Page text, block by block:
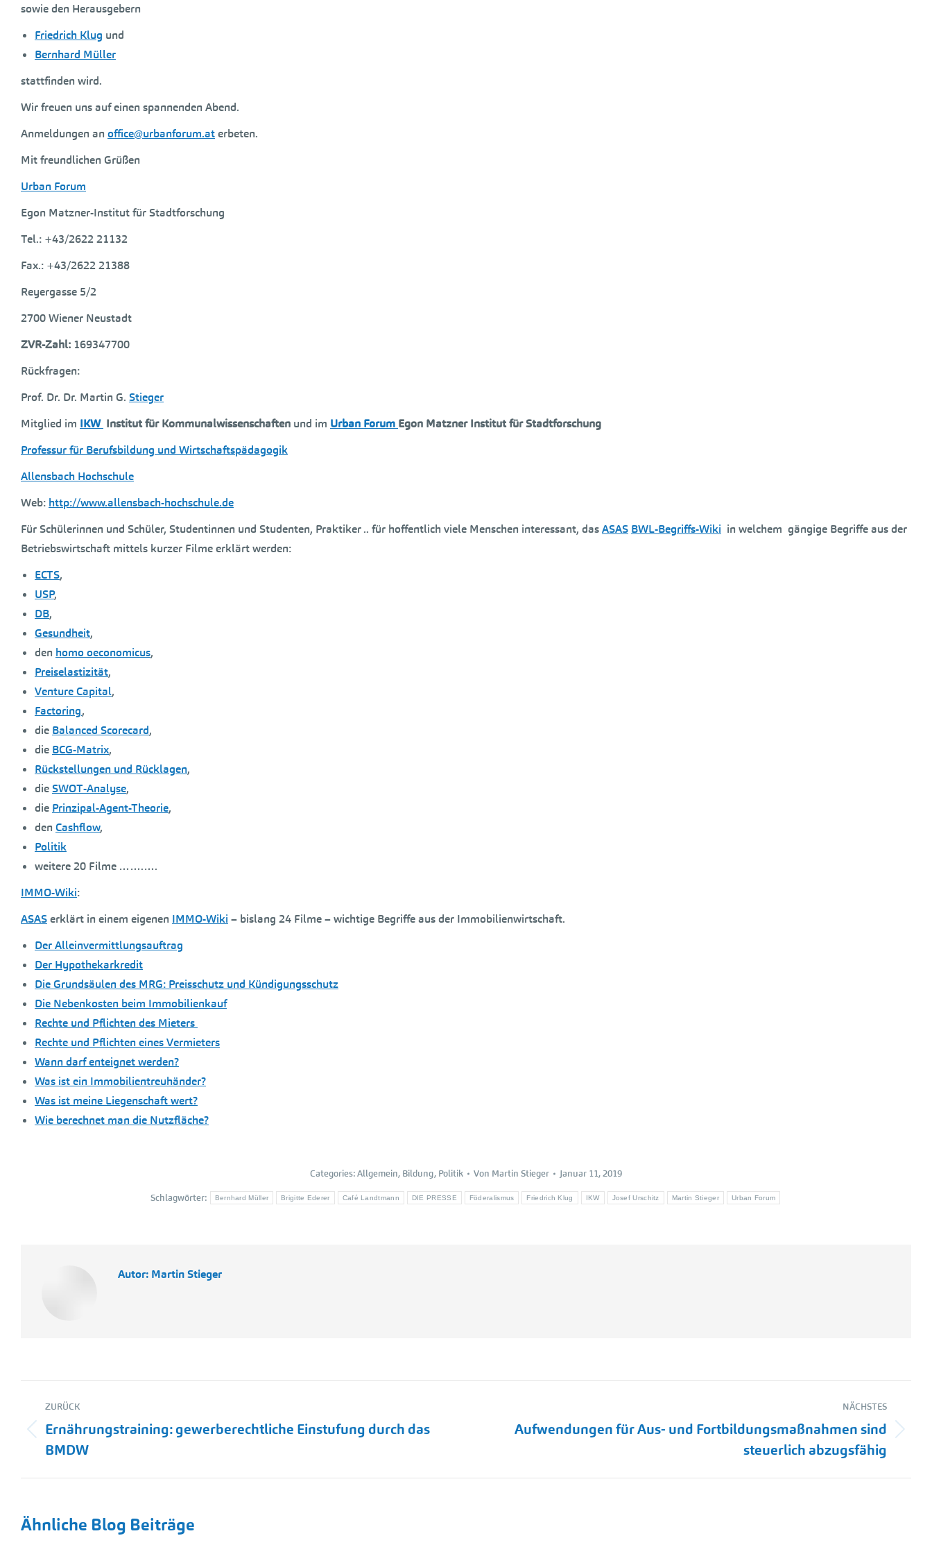
sowie den Herausgebern
Friedrich Klug und
Bernhard Müller
stattfinden wird.
Wir freuen uns auf einen spannenden Abend.
Anmeldungen an office@urbanforum.aterbeten.
Mit freundlichen Grüßen
Urban Forum
Egon Matzner-Institut für Stadtforschung
Tel.: +43/2622 21132
Fax.: +43/2622 21388
Reyergasse 5/2
2700 Wiener Neustadt
ZVR-Zahl: 169347700
Rückfragen:
Prof. Dr. Dr. Martin G. Stieger
Mitglied im IKW Institut für Kommunalwissenschaften und im Urban Forum Egon Matzner Institut für Stadtforschung
Professur für Berufsbildung und Wirtschaftspädagogik
Allensbach Hochschule
Web: http://www.allensbach-hochschule.de
Für Schülerinnen und Schüler, Studentinnen und Studenten, Praktiker .. für hoffentlich viele Menschen interessant, dasASAS BWL-Begriffs-Wiki in welchem gängige Begriffe aus der
Betriebswirtschaft mittels kurzer Filme erklärt werden:
ECTS,
USP,
DB,
Gesundheit,
den homo oeconomicus,
Preiselastizität,
Venture Capital,
Factoring,
die Balanced Scorecard,
die BCG-Matrix,
Rückstellungen und Rücklagen,
dieSWOT-Analyse,
die Prinzipal-Agent-Theorie,
den Cashflow,
Politik
weitere 20 Filme …….….
IMMO-Wiki:
ASASerklärt in einem eigenen IMMO-Wiki – bislang 24 Filme – wichtige Begriffe aus der Immobilienwirtschaft.
Der Alleinvermittlungsauftrag
Der Hypothekarkredit
Die Grundsäulen des MRG: Preisschutz und Kündigungsschutz
Die Nebenkosten beim Immobilienkauf
Rechte und Pflichten des Mieters
Rechte und Pflichten eines Vermieters
Wann darf enteignet werden?
Was ist ein Immobilientreuhänder?
Was ist meine Liegenschaft wert?
Wie berechnet man die Nutzfläche?
Categories:Allgemein, Bildung, Politik Von Martin Stieger Januar 11, 2019
Schlagwörter: Bernhard Müller Brigitte Ederer Café Landtmann DIE PRESSE Föderalismus Friedrich Klug IKW Josef Urschitz Martin Stieger Urban Forum
Autor: Martin Stieger
Kommentarnavigation
ZURÜCK
Vorheriger
Beitrag:
Ernährungstraining: gewerberechtliche Einstufung durch das
BMDW
NÄCHSTES
NächsterAufwendungen für Aus- und Fortbildungsmaßnahmen sind
steuerlich abzugsfähig
Ähnliche Blog Beiträge